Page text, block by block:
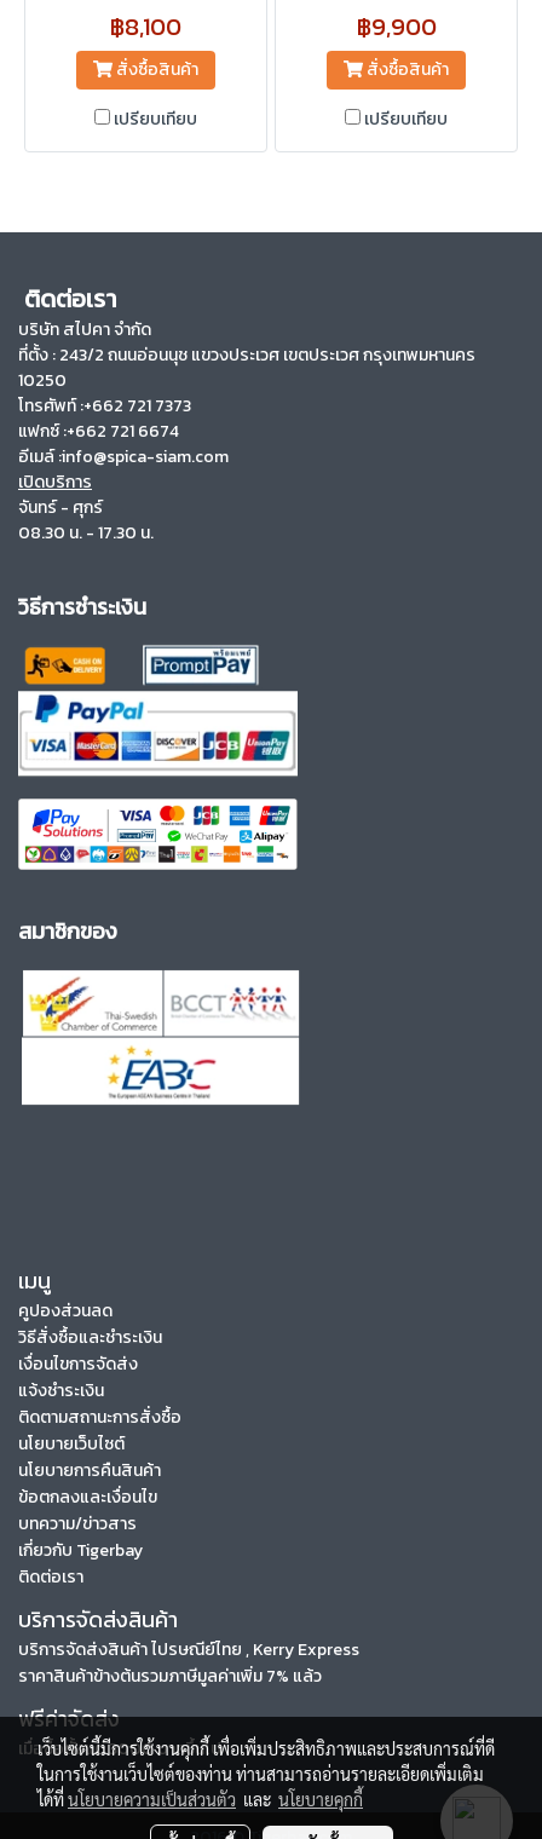
฿8,100
สั่งซื้อสินค้า
เปรียบเทียบ
฿9,900
สั่งซื้อสินค้า
เปรียบเทียบ
ติดต่อเรา
บริษัท สไปคา จำกัด
ที่ตั้ง :243/2 ถนนอ่อนนุช แขวงประเวศ เขตประเวศ กรุงเทพมหานคร
10250
โทรศัพท์ :+662 721 7373
แฟกซ์ :+662 721 6674
อีเมล์ :info@spica-siam.com
เปิดบริการ
จันทร์ - ศุกร์
08.30 น. - 17.30 น.
วิธีการชำระเงิน
สมาชิกของ
เมนู
คูปองส่วนลด
วิธีสั่งซื้อและชำระเงิน
เงื่อนไขการจัดส่ง
แจ้งชำระเงิน
ติดตามสถานะการสั่งซื้อ
นโยบายเว็บไซต์
นโยบายการคืนสินค้า
ข้อตกลงและเงื่อนไข
บทความ/ข่าวสาร
เกี่ยวกับ Tigerbay
ติดต่อเรา
บริการจัดส่งสินค้า
บริการจัดส่งสินค้า ไปรษณีย์ไทย , Kerry Express
ราคาสินค้าข้างต้นรวมภาษีมูลค่าเพิ่ม 7% แล้ว
ฟรีค่าจัดส่ง
เมื่อซื้อตั้งแต่ 3000 บาทขึ้นไป
เว็บไซต์นี้มีการใช้งานคุกกี้ เพื่อเพิ่มประสิทธิภาพและประสบการณ์ที่ดี
ในการใช้งานเว็บไซต์ของท่าน ท่านสามารถอ่านรายละเอียดเพิ่มเติม
ได้ที่นโยบายความเป็นส่วนตัว และ นโยบายคุกกี้